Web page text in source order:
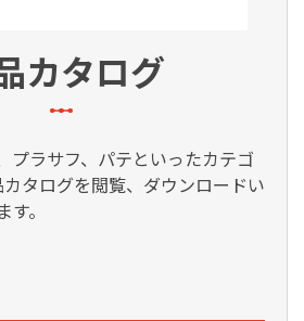
カタログ
プラサフ、パテといったカテゴ
カタログを閲覧、ダウンロードい
。